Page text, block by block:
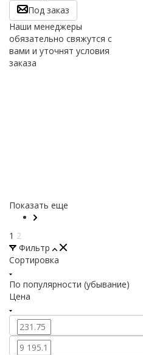
Под заказ
Наши менеджеры
обязательно свяжутся с
вами и уточнят условия
заказа
Показать еще
1 2
Фильтр
Сортировка
По популярности (убывание)
Цена